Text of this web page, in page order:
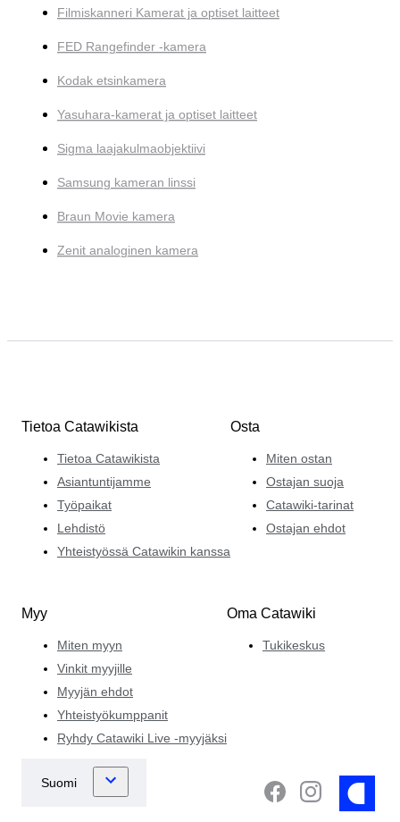
Filmiskanneri Kamerat ja optiset laitteet
FED Rangefinder -kamera
Kodak etsinkamera
Yasuhara-kamerat ja optiset laitteet
Sigma laajakulmaobjektiivi
Samsung kameran linssi
Braun Movie kamera
Zenit analoginen kamera
Tietoa Catawikista
Tietoa Catawikista
Asiantuntijamme
Työpaikat
Lehdistö
Yhteistyössä Catawikin kanssa
Osta
Miten ostan
Ostajan suoja
Catawiki-tarinat
Ostajan ehdot
Myy
Miten myyn
Vinkit myyjille
Myyjän ehdot
Yhteistyökumppanit
Ryhdy Catawiki Live -myyjäksi
Oma Catawiki
Tukikeskus